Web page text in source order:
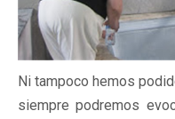
Ni tampoco hemos
siempre podremos